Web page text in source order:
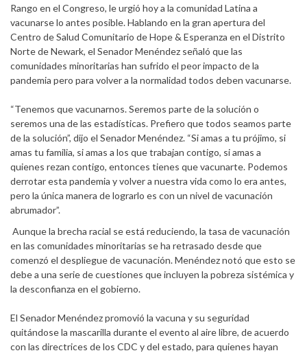
Rango en el Congreso, le urgió hoy a la comunidad Latina a
vacunarse lo antes posible. Hablando en la gran apertura del
Centro de Salud Comunitario de Hope & Esperanza en el Distrito
Norte de Newark, el Senador Menéndez señaló que las
comunidades minoritarias han sufrido el peor impacto de la
pandemia pero para volver a la normalidad todos deben vacunarse.
“Tenemos que vacunarnos. Seremos parte de la solución o
seremos una de las estadísticas. Prefiero que todos seamos parte
de la solución”, dijo el Senador Menéndez. “Si amas a tu prójimo, si
amas tu familia, si amas a los que trabajan contigo, si amas a
quienes rezan contigo, entonces tienes que vacunarte. Podemos
derrotar esta pandemia y volver a nuestra vida como lo era antes,
pero la única manera de lograrlo es con un nivel de vacunación
abrumador”.
Aunque la brecha racial se está reduciendo, la tasa de vacunación
en las comunidades minoritarias se ha retrasado desde que
comenzó el despliegue de vacunación. Menéndez notó que esto se
debe a una serie de cuestiones que incluyen la pobreza sistémica y
la desconfianza en el gobierno.
El Senador Menéndez promovió la vacuna y su seguridad
quitándose la mascarilla durante el evento al aire libre, de acuerdo
con las directrices de los CDC y del estado, para quienes hayan